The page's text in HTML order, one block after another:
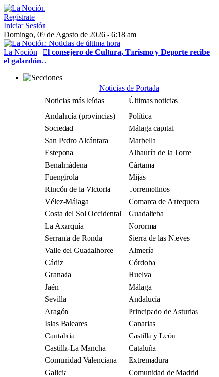
Regístrate
Iniciar Sesión
Domingo, 09 de Agosto de 2026 - 6:18 am
La Noción | El consejero de Cultura, Turismo y Deporte recibe
el galardón...
Noticias de Portada
Noticias más leídas
Últimas noticias
Andalucía (provincias)
Política
Sociedad
Málaga capital
San Pedro Alcántara
Marbella
Estepona
Alhaurín de la Torre
Benalmádena
Cártama
Fuengirola
Mijas
Rincón de la Victoria
Torremolinos
Vélez-Málaga
Comarca de Antequera
Costa del Sol Occidental
Guadalteba
La Axarquía
Nororma
Serranía de Ronda
Sierra de las Nieves
Valle del Guadalhorce
Almería
Cádiz
Córdoba
Granada
Huelva
Jaén
Málaga
Sevilla
Andalucía
Aragón
Principado de Asturias
Islas Baleares
Canarias
Cantabria
Castilla y León
Castilla-La Mancha
Cataluña
Comunidad Valenciana
Extremadura
Galicia
Comunidad de Madrid